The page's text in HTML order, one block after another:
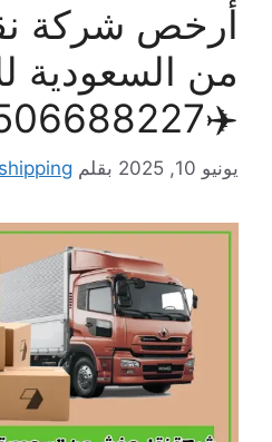
أرخص شركة
من السعودية
✈️0506688227
يونيو 10, 2025 بقلم